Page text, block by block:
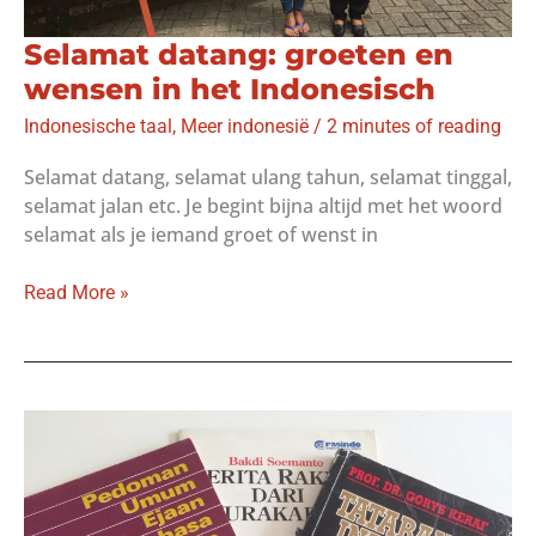
Selamat datang: groeten en
wensen in het Indonesisch
Indonesische taal, Meer indonesië / 2 minutes of reading
Selamat datang, selamat ulang tahun, selamat tinggal,
selamat jalan etc. Je begint bijna altijd met het woord
selamat als je iemand groet of wenst in
Selamat
wensen
Indonesisch
Read More »